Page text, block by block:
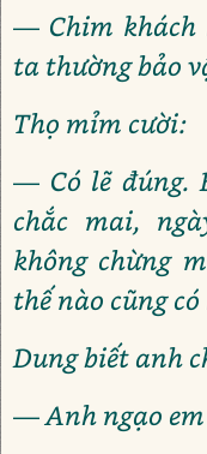
— Chim khách
ta thường bảo
Thọ mỉm cười:
— Có lẽ đúng.
chắc mai,
không chừng
thế nào cũng
Dung biết anh
— Anh ngạo em